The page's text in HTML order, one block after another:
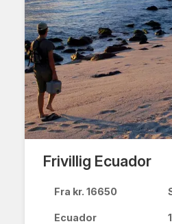
Frivillig Ecuador
Fra kr. 16650
Ecuador
HAV &
GRUPPEREISER